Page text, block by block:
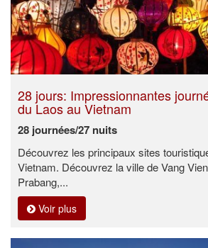
28 jours: Impressionnantes
du Laos au Vietnam
28 journées/27 nuits
Découvrez les principaux sites
Vietnam. Découvrez la ville de Vang
Prabang,...
Voir plus